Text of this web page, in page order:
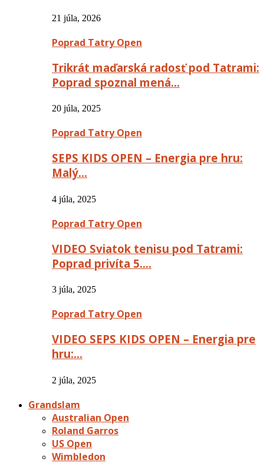
21 júla, 2026
Poprad Tatry Open
Trikrát maďarská radosť pod Tatrami:
Poprad spoznal mená…
20 júla, 2025
Poprad Tatry Open
SEPS KIDS OPEN – Energia pre hru:
Malý…
4 júla, 2025
Poprad Tatry Open
VIDEO Sviatok tenisu pod Tatrami:
Poprad privíta 5….
3 júla, 2025
Poprad Tatry Open
VIDEO SEPS KIDS OPEN – Energia pre
hru:…
2 júla, 2025
Grandslam
Australian Open
Roland Garros
US Open
Wimbledon